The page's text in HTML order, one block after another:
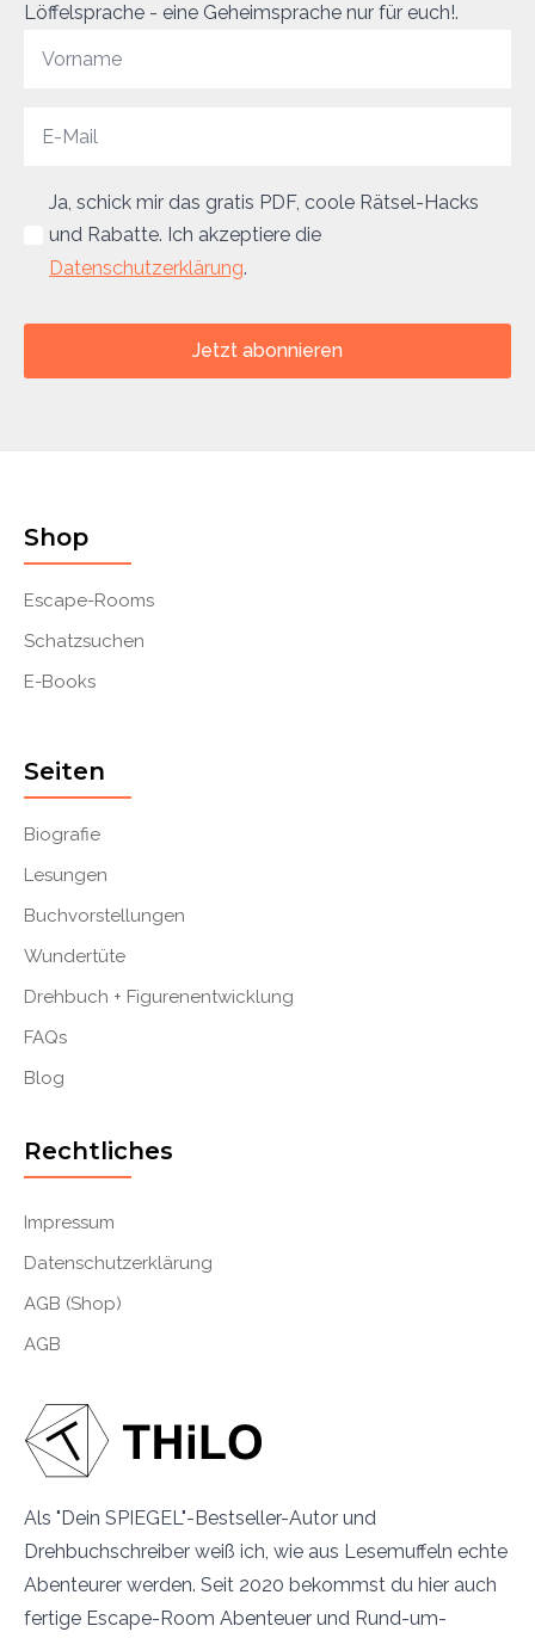
Löffelsprache - eine Geheimsprache nur für euch!.
Ja, schick mir das gratis PDF, coole Rätsel-Hacks
und Rabatte. Ich akzeptiere die
Datenschutzerklärung.
Jetzt abonnieren
Als "Dein SPIEGEL"-Bestseller-Autor und
Drehbuchschreiber weiß ich, wie aus Lesemuffeln echte
Abenteurer werden. Seit 2020 bekommst du hier auch
fertige Escape-Room Abenteuer und Rund-um-
Shop
Escape-Rooms
Schatzsuchen
E-Books
Seiten
Biografie
Lesungen
Buchvorstellungen
Wundertüte
Drehbuch + Figurenentwicklung
FAQs
Blog
Rechtliches
Impressum
Datenschutzerklärung
AGB (Shop)
AGB